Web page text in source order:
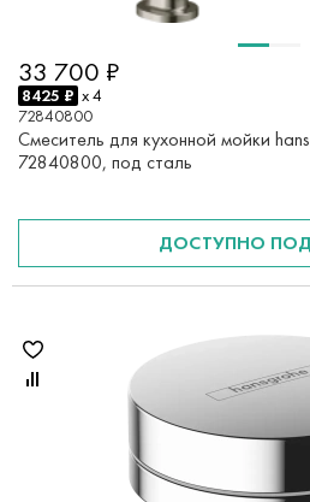
33 700 ₽
8425 ₽ x 4
72840800
Смеситель для кухонной мойки
72840800, под сталь
ДОСТУПНО